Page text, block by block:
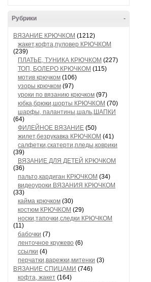
-
Рубрики
ВЯЗАНИЕ КРЮЧКОМ (1212)
жакет,кофта,пуловер КРЮЧКОМ
(239)
ПЛАТЬЕ, ТУНИКА КРЮЧКОМ (227)
ТОП, БОЛЕРО КРЮЧКОМ (115)
мотив крючком (106)
узоры крючком (97)
уроки по вязанию крючком (97)
юбка,брюки,шорты КРЮЧКОМ (70)
шарфы, палантины,шаль,ШАПКИ
(64)
ФИЛЕЙНОЕ ВЯЗАНИЕ (50)
жилет,безрукавка КРЮЧКОМ (41)
салфетки,скатерти,пледы,коврики
(39)
ВЯЗАНИЕ ДЛЯ ДЕТЕЙ КРЮЧКОМ
(36)
пальто,кардиган КРЮЧКОМ (34)
видеоуроки ВЯЗАНИЯ КРЮЧКОМ
(33)
кайма крючком (30)
костюм КРЮЧКОМ (29)
носки,тапочки,следки КРЮЧКОМ
(11)
бабочки (7)
ленточное кружево (6)
ссылки (4)
перчатки,варежки,митенки (3)
ВЯЗАНИЕ СПИЦАМИ (746)
кофта, жакет (164)